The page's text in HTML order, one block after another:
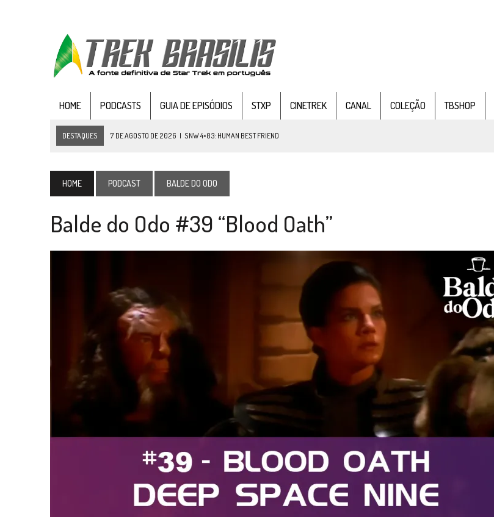
HOME PODCASTS GUIA DE EPISÓDIOS STXP CINETREK CANAL COLEÇÃO TBSHOP
DESTAQUES 7 DE AGOSTO DE 2026 | SNW 4×03: HUMAN BEST FRIEND
4 DE AGOSTO DE 2026 | REVISITANDO “HIDE AND Q” (TNG 1×09)
3 DE AGOSTO DE 2026 VEJA FOTOS DO TERCEIRO EPISÓDIO DA 4ª TEMPORADA DE STRANGE NEW WORDS
ELENCO DE STRANGE NEW WORLDS ENCARA O FIM DE UMA ERA NA SDCC
31 DE JULHO DE 2026 GRANDES JORNADAS | QUATRO EPISÓDIOS DE STAR TREK SOBRE DIFERENTES PONTOS DE VISTA
7 DE AGOSTO DE 2026 | GRANDES JORNADAS | SEIS EPISÓDIOS DE STAR TREKSOBRE PATERNIDADE
HOME PODCAST BALDE DO ODO
Balde do Odo #39 “Blood Oath”